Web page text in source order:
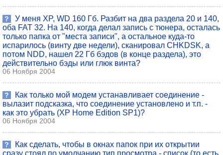
?
У меня XP, WD 160 Гб. Разбит на два раздела 20 и 140,
оба FAT 32. На 140, когда делал запись с тюнера, осталась
только папка от "места записи", а остальное куда-то
испарилось (винту две недели), сканировал CHKDSK, а
потом NDD, нашел 22 Гб бэдов (в конце раздела), это
действительно бэды или глюк винта?
06 Ноября 2004
?
Как только мой модем устанавливает соединение -
вылазит подсказка, что соединение установлено и т.п. -
как это убрать (XP Home Edition SP1)?
06 Ноября 2004
?
Как сделать, чтобы в окнах папок при их открытии